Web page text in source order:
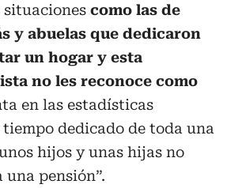
como las de
y abuelas que dedicaron
un hogar y esta
no les reconoce como
en las estadísticas
dedicado de toda una
hijos y unas hijas no
pensión”.